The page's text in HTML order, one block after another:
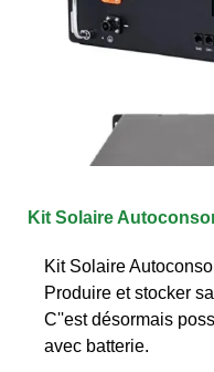
Kit Solaire
Kit Solaire
Produire et stocker
C''est désormais
avec batterie.